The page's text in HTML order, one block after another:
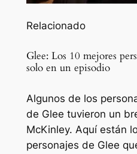
Relacionado
Glee: Los 10 mejores
solo en un episodio
Algunos de los
de Glee tuvieron un
McKinley. Aquí están
personajes de Glee